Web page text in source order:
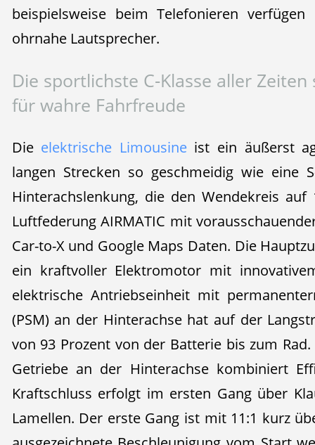
beispielsweise beim Telefonieren
ohrnahe Lautsprecher.
Die sportlichste C‑Klasse aller
für wahre Fahrfreude
Die elektrische Limousineist ein äußerst
langen Strecken so geschmeidig wie eine
Hinterachslenkung, die den Wendekreis
Luftfederung AIRMATIC mit
Car-to-X und Google Maps Daten. Die
ein kraftvoller Elektromotor mit
elektrische Antriebseinheit mit
(PSM) an der Hinterachse hat auf der
von 93 Prozent von der Batterie bis zum
Getriebe an der Hinterachse kombiniert
Kraftschluss erfolgt im ersten Gang über
Lamellen. Der erste Gang ist mit 11:1 kurz